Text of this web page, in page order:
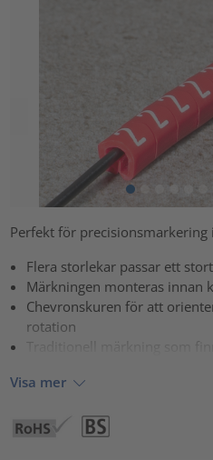
Perfekt för
Flera storlekar passar ett
Märkningen monteras innan
Chevronskuren för att
rotation
Traditionell märkning som
Visa mer